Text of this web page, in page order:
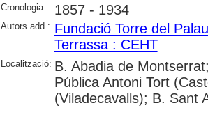
Cronologia: 1857 - 1934
Autors add.: Fundació Torre del Palau
Terrassa : CEHT
Localització: B. Abadia de
Pública Antoni Tort
(Viladecavalls); B. Sant